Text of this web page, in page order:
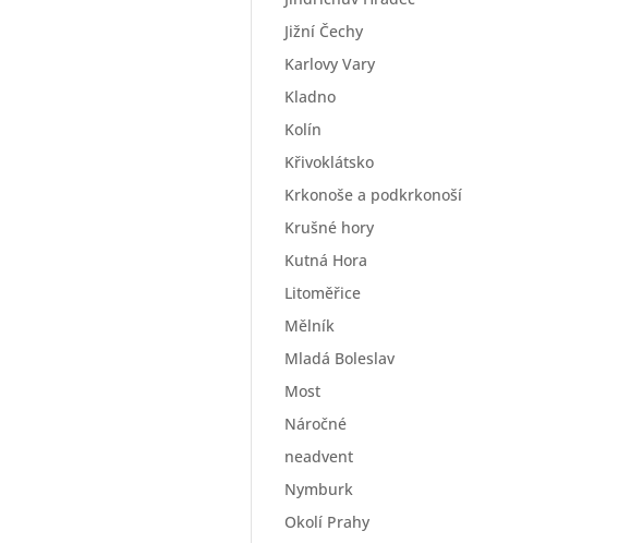
Jižní Čechy
Karlovy Vary
Kladno
Kolín
Křivoklátsko
Krkonoše a podkrkonoší
Krušné hory
Kutná Hora
Litoměřice
Mělník
Mladá Boleslav
Most
Náročné
neadvent
Nymburk
Okolí Prahy